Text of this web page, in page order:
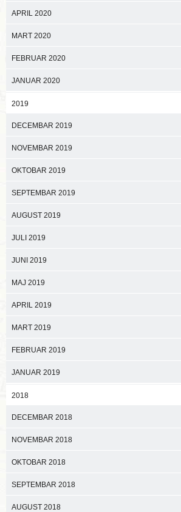
APRIL 2020
MART 2020
FEBRUAR 2020
JANUAR 2020
2019
DECEMBAR 2019
NOVEMBAR 2019
OKTOBAR 2019
SEPTEMBAR 2019
AUGUST 2019
JULI 2019
JUNI 2019
MAJ 2019
APRIL 2019
MART 2019
FEBRUAR 2019
JANUAR 2019
2018
DECEMBAR 2018
NOVEMBAR 2018
OKTOBAR 2018
SEPTEMBAR 2018
AUGUST 2018